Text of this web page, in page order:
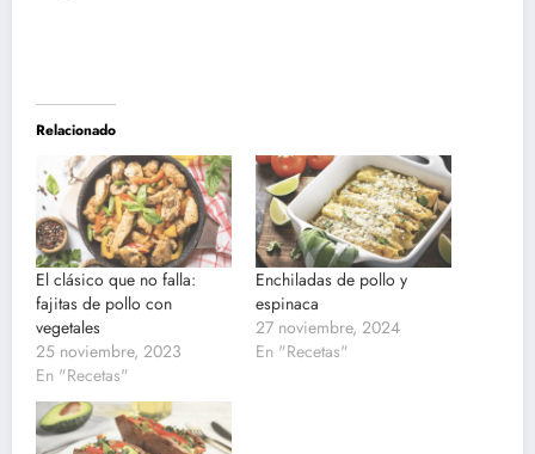
Relacionado
El clásico que no falla:
fajitas de pollo con
vegetales
25 noviembre, 2023
En "Recetas"
Enchiladas de pollo y
espinaca
27 noviembre, 2024
En "Recetas"